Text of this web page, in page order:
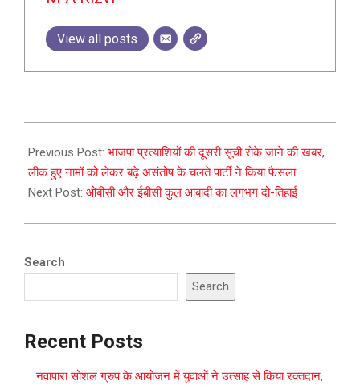
View all posts
10-
03
Previous Post: भाजपा प्रत्याशियों की दूसरी सूची रोके जाने की खबर,
लीक हुए नामों को लेकर बढ़े असंतोष के चलते पार्टी ने किया फैसला
Next Post: ओबीसी और ईबीसी कुल आबादी का लगभग दो-तिहाई
Search
Search
Recent Posts
नवापारा सोशल ग्रुप के आयोजन में युवाओं ने उत्साह से किया रक्तदान,